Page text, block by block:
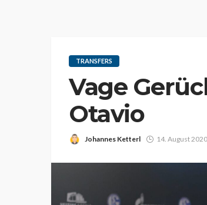
TRANSFERS
Vage
Otavio
Johannes Ketterl 14. August 2020